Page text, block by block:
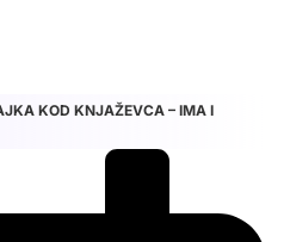
KOD KNJAŽEVCA – IMA I